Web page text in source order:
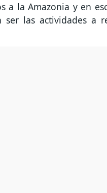
a la Amazonia y en
las actividades a